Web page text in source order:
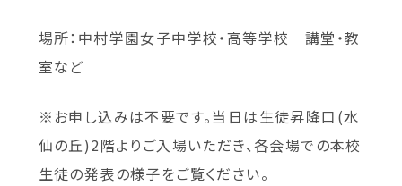
場所：中村学園女子中学校・高等学校 講堂・教
室など
※お申し込みは不要です。当日は生徒昇降口(水
仙の丘)2階よりご入場いただき、各会場での本校
生徒の発表の様子をご覧ください。